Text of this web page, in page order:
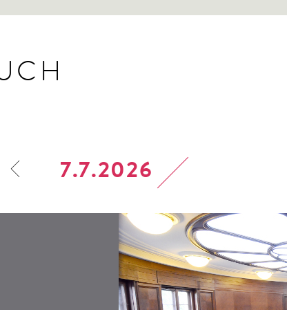
7.7.2026